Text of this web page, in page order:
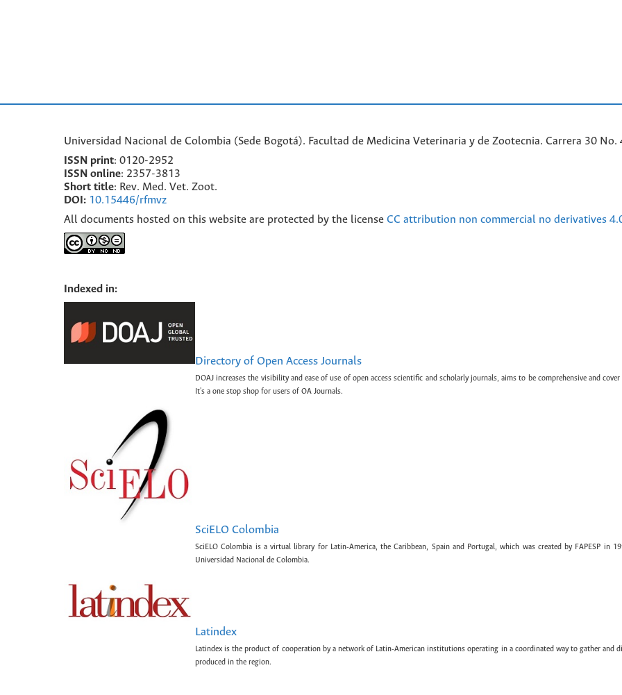
Universidad Nacional de Colombia (Sede Bogotá). Facultad de Medicina Veterinaria y de Zootecnia. Carrera 30
ISSN print: 0120-2952
SSN online: 2357-3813
Short title: Rev. Med. Vet. Zoot.
DOI: 10.15446/rfmvz
All documents hosted on this website are protected by the license CC attribution non commercial no derivatives
Indexed in:
Directory of Open Access Journals
DOAJ increases the visibility and ease of use of open access scientific and scholarly journals, aims to be comprehensive and
It's a one stop shop for users of OA Journals.
SciELO Colombia
SciELO Colombia is a virtual library for Latin-America, the Caribbean, Spain and Portugal, which was created by FAPESP in
Universidad Nacional de Colombia.
Latindex
Latindex is the product of cooperation by a network of Latin-American institutions operating in a coordinated way to gather
produced in the region.